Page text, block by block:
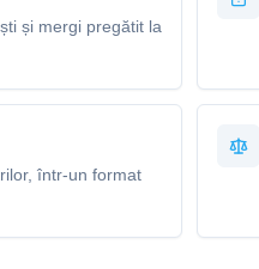
și mergi pregătit la
într-un format